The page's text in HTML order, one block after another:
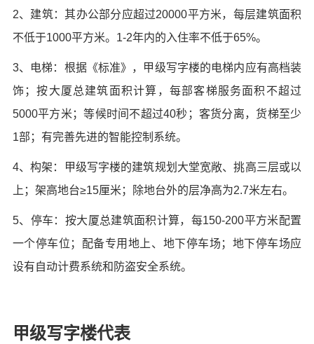
2、建筑：其办公部分应超过20000平方米，每层建筑面积
不低于1000平方米。1-2年内的入住率不低于65%。
3、电梯：根据《标准》，甲级写字楼的电梯内应有高档装
饰；按大厦总建筑面积计算，每部客梯服务面积不超过
5000平方米；等候时间不超过40秒；客货分离，货梯至少
1部；有完善先进的智能控制系统。
4、构架：甲级写字楼的建筑规划大堂宽敞、挑高三层或以
上；架高地台≥15厘米；除地台外的层净高为2.7米左右。
5、停车：按大厦总建筑面积计算，每150-200平方米配置
一个停车位；配备专用地上、地下停车场；地下停车场应
设有自动计费系统和防盗安全系统。
甲级写字楼代表